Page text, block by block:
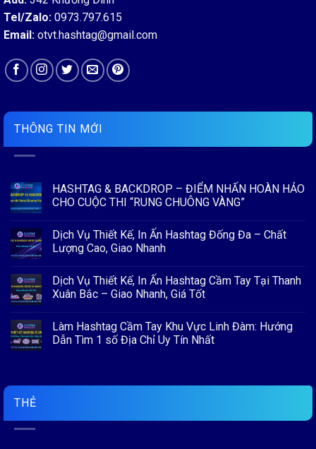
Tel/Zalo: 0973.797.615
Email: otvt.hashtag@gmail.com
THÔNG TIN MỚI
HASHTAG & BACKDROP – ĐIỂM NHẤN HOÀN HẢO
CHO CUỘC THI “RUNG CHUÔNG VÀNG”
bình
luận
ở
BACKDROP
–
ĐIỂM
HẢO
CHO
CUỘC
Dịch Vụ Thiết Kế, In Ấn Hashtag Đống Đa – Chất
Lượng Cao, Giao Nhanh
bình
luận
ở
Thiết
Kế,
In
Dịch Vụ Thiết Kế, In Ấn Hashtag Cầm Tay Tại Thanh
Xuân Bắc – Giao Nhanh, Giá Tốt
bình
luận
ở
Làm Hashtag Cầm Tay Khu Vực Linh Đàm: Hướng
Dẫn Tìm 1 số Địa Chỉ Uy Tín Nhất
THẺ